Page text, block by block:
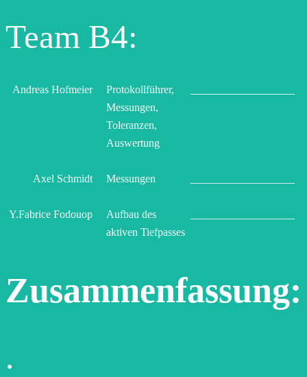
Team B4:
Andreas Hofmeier Protokollführer,
Messungen,
Toleranzen,
Auswertung
Axel Schmidt Messungen
Y.Fabrice Fodouop Aufbau des
aktiven Tiefpasses
Zusammenfassung:
.